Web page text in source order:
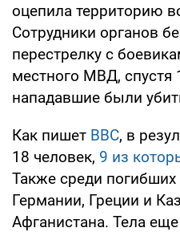
оцепила территорию
Сотрудники органов
перестрелку с
местного МВД, спустя
нападавшие были
Как пишет BBC, в
18 человек, 9 из
Также среди
Германии, Греции и
Афганистана. Тела